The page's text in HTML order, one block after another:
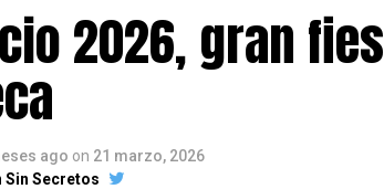
2026, gran
ago on 21 marzo, 2026
Sin Secretos